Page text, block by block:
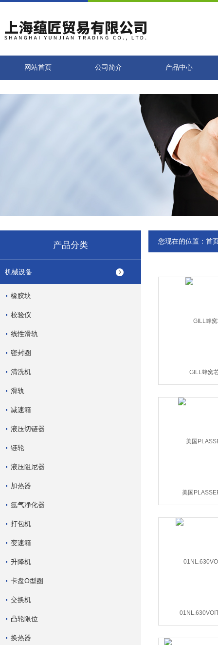
网站首页 公司简介 产品中心
产品分类
机械设备
橡胶块
校验仪
线性滑轨
密封圈
清洗机
滑轨
减速箱
液压切链器
链轮
液压阻尼器
加热器
氩气净化器
打包机
变速箱
升降机
卡盘O型圈
交换机
凸轮限位
换热器
您现在的位置： 首
GILL蜂窝
美国